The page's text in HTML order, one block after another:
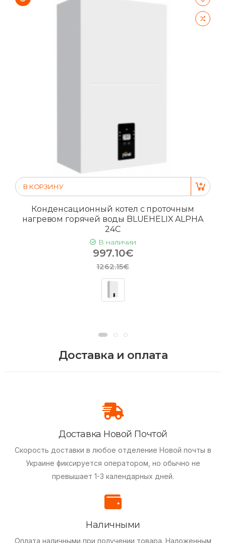
В КОРЗИНУ
Конденсационный котел с проточным
нагревом горячей воды BLUEHELIX ALPHA
24C
В наличии
997.10€
1262.15€
Доставка и оплата
Доставка Новой Почтой
Скорость доставки в любое отделение Новой почты в
Украине фиксируется оператором, но обычно не
превышает 1-3 календарных дней.
Наличными
Оплата наличными при получении товара. Наложенным